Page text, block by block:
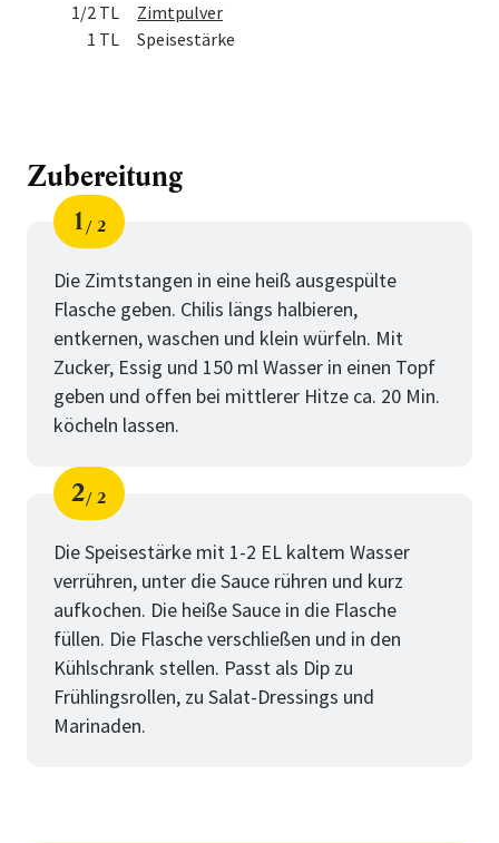
1/2 TL
Zimtpulver
1 TL
Speisestärke
Zubereitung
Schritt
1
von
2
Die Zimtstangen in eine heiß ausgespülte
Flasche geben. Chilis längs halbieren,
entkernen, waschen und klein würfeln. Mit
Zucker, Essig und 150 ml Wasser in einen Topf
geben und offen bei mittlerer Hitze ca. 20 Min.
köcheln lassen.
Schritt
2
von
2
Die Speisestärke mit 1-2 EL kaltem Wasser
verrühren, unter die Sauce rühren und kurz
aufkochen. Die heiße Sauce in die Flasche
füllen. Die Flasche verschließen und in den
Kühlschrank stellen. Passt als Dip zu
Frühlingsrollen, zu Salat-Dressings und
Marinaden.